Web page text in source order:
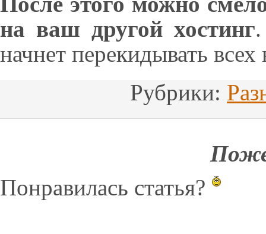
на ваш другой хостинг
начнет перекидывать
Рубрики:
Понравилась статья?